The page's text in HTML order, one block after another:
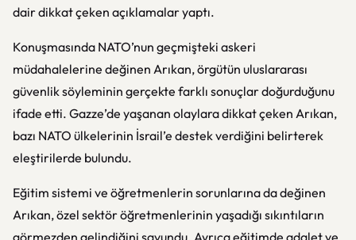
dair dikkat çeken açıklamalar yaptı.
Konuşmasında NATO’nun geçmişteki askeri
müdahalelerine değinen Arıkan, örgütün uluslararası
güvenlik söyleminin gerçekte farklı sonuçlar doğurduğunu
ifade etti. Gazze’de yaşanan olaylara dikkat çeken Arıkan,
bazı NATO ülkelerinin İsrail’e destek verdiğini belirterek
eleştirilerde bulundu.
Eğitim sistemi ve öğretmenlerin sorunlarına da değinen
Arıkan, özel sektör öğretmenlerinin yaşadığı sıkıntıların
görmezden gelindiğini savundu. Ayrıca eğitimde adalet ve